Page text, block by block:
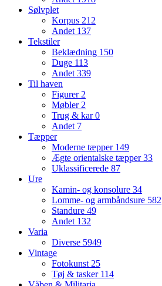
Sølvplet
Korpus 212
Andet 137
Tekstiler
Beklædning 150
Duge 113
Andet339
Til haven
Figurer2
Møbler2
Trug & kar0
Andet 7
Tæpper
Moderne tæpper 149
Ægte orientalske tæpper33
Uklassificerede 87
Ure
Kamin- og konsolure 34
Lomme- og armbåndsure 582
Standure 49
Andet 132
Varia
Diverse 5949
Vintage
Fotokunst25
Tøj & tasker 114